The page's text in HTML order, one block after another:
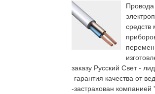
заказу Русский Свет -
-гарантия качества от
-застрахован компанией